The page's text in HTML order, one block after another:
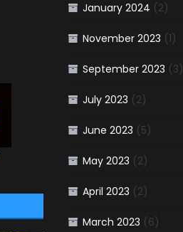
January 2024 (2)
November 2023 (1)
September 2023 (3)
July 2023 (2)
June 2023 (5)
May 2023 (2)
April 2023 (2)
March 2023 (6)